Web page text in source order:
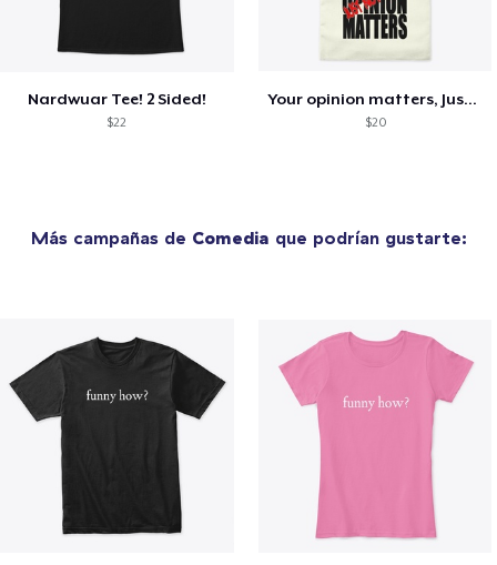
Nardwuar Tee! 2 Sided!
$22
Your opinion matters, Just not to me!
$20
Más campañas de Comedia que podrían gustarte: